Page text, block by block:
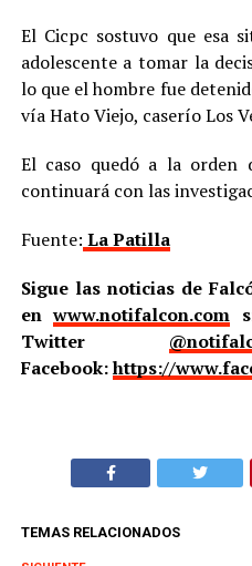
El Cicpc sostuvo que esa
adolescente a tomar la
lo que el hombre fue
vía Hato Viejo, caserío Los
El caso quedó a la orden
continuará con las
Fuente: La Patilla
Sigue las noticias de
enwww.notifalcon.com
Twitter
Facebook:https://
TEMAS RELACIONADOS